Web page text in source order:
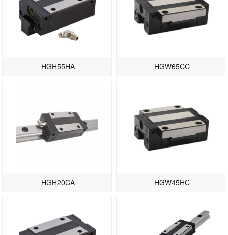
HGH55HA HGW65CC
HGH20CA HGW45HC